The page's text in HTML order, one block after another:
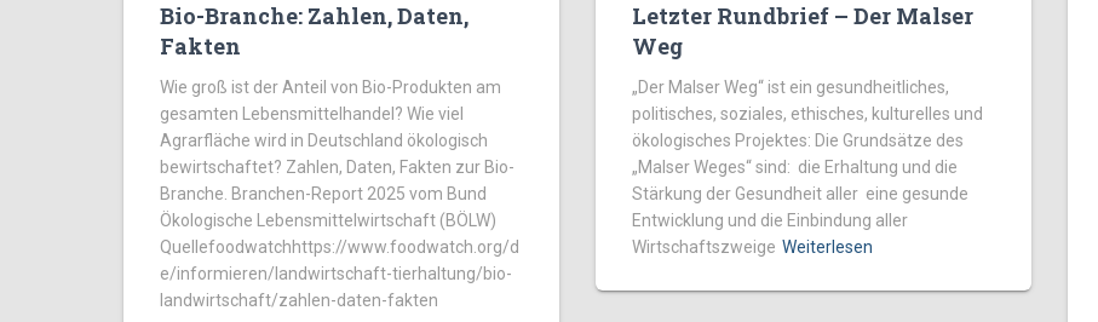
Bio-Branche: Zahlen, Daten,
Fakten
Wie groß ist der Anteil von Bio-Produkten am
gesamten Lebensmittelhandel? Wie viel
Agrarfläche wird in Deutschland ökologisch
bewirtschaftet? Zahlen, Daten, Fakten zur Bio-
Branche. Branchen-Report 2025 vom Bund
Ökologische Lebensmittelwirtschaft (BÖLW)
Quellefoodwatchhttps://www.foodwatch.org/d
e/informieren/landwirtschaft-tierhaltung/bio-
landwirtschaft/zahlen-daten-fakten
Letzter Rundbrief – Der Malser
Weg
„Der Malser Weg“ ist ein gesundheitliches,
politisches, soziales, ethisches, kulturelles und
ökologisches Projektes: Die Grundsätze des
„Malser Weges“ sind: die Erhaltung und die
Stärkung der Gesundheit aller eine gesunde
Entwicklung und die Einbindung aller
Wirtschaftszweige Weiterlesen